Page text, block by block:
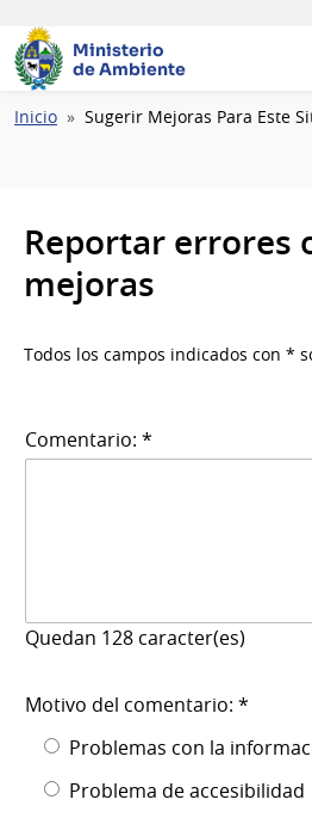
Ministerio
de Ambiente
Ruta
Inicio Sugerir Mejoras Para Este
Reportar errores
mejoras
Todos los campos indicados con *
Comentario: *
Quedan 128 caracter(es)
Motivo del comentario: *
Problemas con la
Problema de accesibilidad